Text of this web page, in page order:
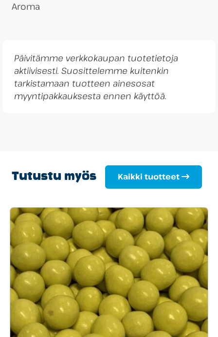
Aroma
Päivitämme verkkokaupan tuotetietoja
aktiivisesti. Suosittelemme kuitenkin
tarkistamaan tuotteen ainesosat
myyntipakkauksesta ennen käyttöä.
Tutustu myös Kaikki tuotteet